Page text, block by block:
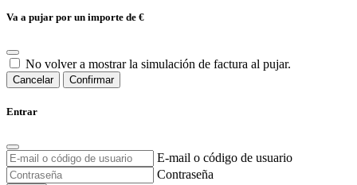
Va a pujar por un importe de €
No volver a mostrar la simulación de factura al pujar.
Cancelar Confirmar
Entrar
E-mail o código de usuario
Contraseña